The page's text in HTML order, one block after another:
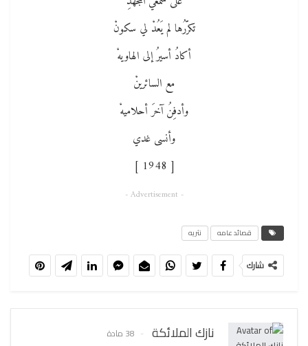
تكرّرُها لم يَعُدْ لي سكونْ
أكادُ أسيرُ إلى الهاويهْ
مع السائرينْ
وأدفِنُ آخرَ أحلاميهْ
وأنسى غدي
[ 1948 ]
- Advertisement -
قصائد عامه نثريه
شارك
نازك الملائكة 38 مادة